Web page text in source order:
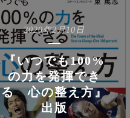
2020年2月10日
『いつでも100%
の力を発揮でき
る 心の整え方』
出版